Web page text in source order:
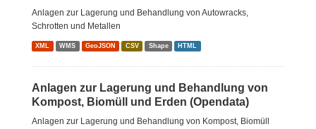
Anlagen zur Lagerung und Behandlung von Autowracks,
Schrotten und Metallen
XML WMS GeoJSON CSV Shape HTML
Anlagen zur Lagerung und Behandlung von
Kompost, Biomüll und Erden (Opendata)
Anlagen zur Lagerung und Behandlung von Kompost, Biomüll